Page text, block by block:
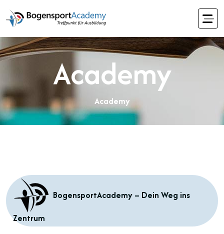
Academy
Academy
BogensportAcademy – Dein Weg ins
Zentrum